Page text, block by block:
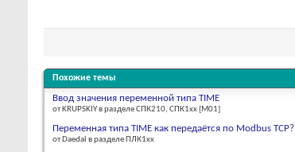
Похожие темы
Ввод значения переменной типа TIME
от KRUPSKIY в разделе СПК210, СПК1xx [М01]
Переменная типа TIME как передаётся по Modbus TCP?
от Daedal в разделе ПЛК1хх